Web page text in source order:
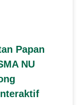
Papan
NU